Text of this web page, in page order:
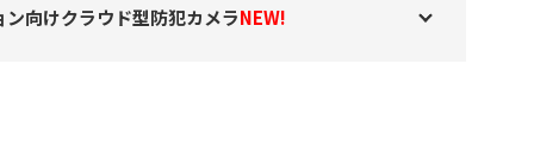
ン向けクラウド型防犯カメラNEW!